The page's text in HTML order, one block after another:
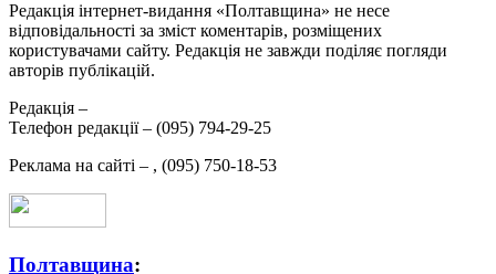
Редакція інтернет-видання «Полтавщина» не несе
відповідальності за зміст коментарів, розміщених
користувачами сайту. Редакція не завжди поділяє погляди
авторів публікацій.
Редакція –
Телефон редакції – (095) 794-29-25
Реклама на сайті – , (095) 750-18-53
Полтавщина: